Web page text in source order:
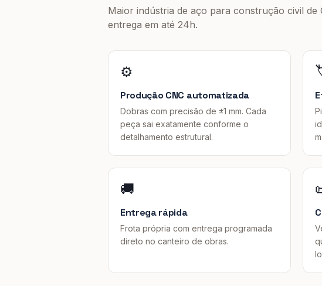
Maior indústria de aço para construção civil de
entrega em até 24h.
⚙️
Produção CNC automatizada
Dobras com precisão de ±1 mm. Cada
peça sai exatamente conforme o
detalhamento estrutural.
🚚
Entrega rápida
Frota própria com entrega programada
direto no canteiro de obras.